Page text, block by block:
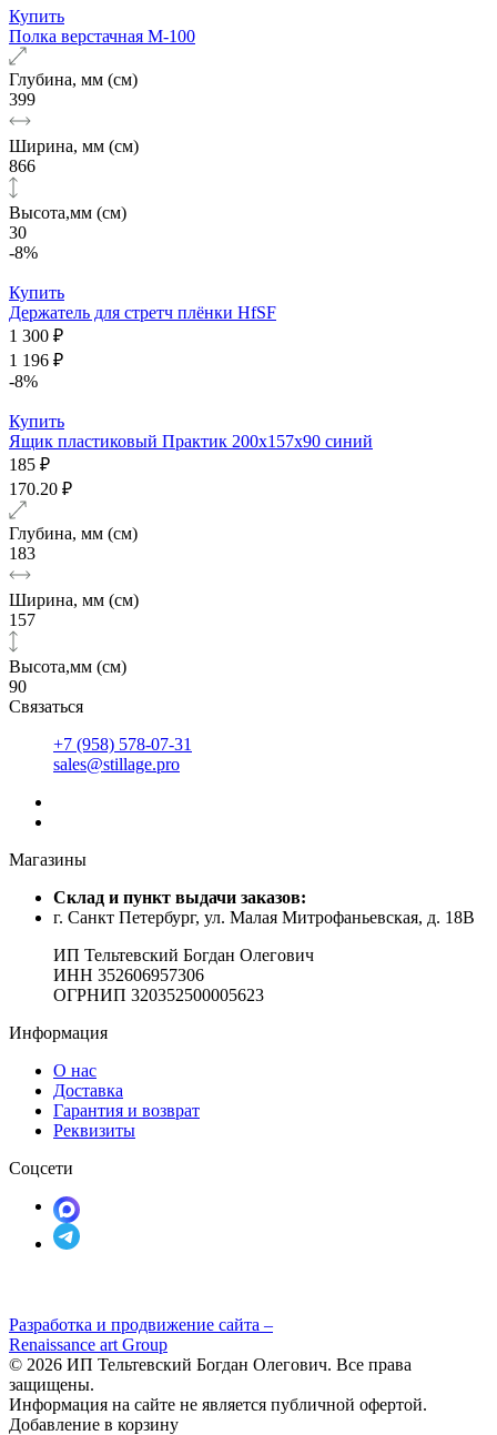
Купить
Полка верстачная М-100
Глубина, мм (см)
399
Ширина, мм (см)
866
Высота,мм (см)
30
-8%
Купить
Держатель для стретч плёнки HfSF
1 300 ₽
1 196 ₽
-8%
Купить
Ящик пластиковый Практик 200x157x90 синий
185 ₽
170.20 ₽
Глубина, мм (см)
183
Ширина, мм (см)
157
Высота,мм (см)
90
Связаться
+7 (958) 578-07-31
sales@stillage.pro
Магазины
Cклад и пункт выдачи заказов:
г. Санкт Петербург, ул. Малая Митрофаньевская, д. 18В
ИП Тельтевский Богдан Олегович
ИНН 352606957306
ОГРНИП 320352500005623
Информация
О нас
Доставка
Гарантия и возврат
Реквизиты
Соцсети
Разработка и продвижение сайта –
Renaissance art Group
© 2026 ИП Тельтевский Богдан Олегович. Все права
защищены.
Информация на сайте не является публичной офертой.
Добавление в корзину